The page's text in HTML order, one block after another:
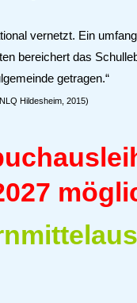
vernetzt. Ein
bereichert das
getragen.“
Hildesheim, 2015)